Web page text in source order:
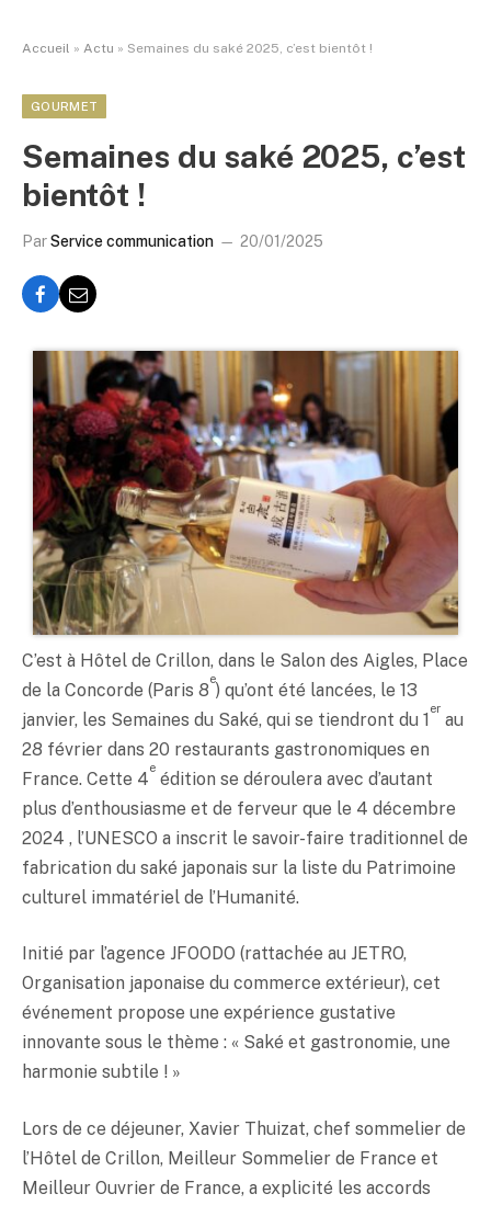
Accueil » Actu » Semaines du saké 2025, c’est bientôt !
GOURMET
Semaines du saké 2025, c’est
bientôt !
ParService communication 20/01/2025
C’est à Hôtel de Crillon, dans le Salon des Aigles, Place
de la Concorde (Paris 8
e
) qu’ont été lancées, le 13
janvier, les Semaines du Saké, qui se tiendront du 1
er
au
28 février dans 20 restaurants gastronomiques en
France. Cette 4
e
édition se déroulera avec d’autant
plus d’enthousiasme et de ferveur que le 4 décembre
2024 , l’UNESCO a inscrit le savoir-faire traditionnel de
fabrication du saké japonais sur la liste du Patrimoine
culturel immatériel de l’Humanité.
Initié par l’agence JFOODO (rattachée au JETRO,
Organisation japonaise du commerce extérieur), cet
événement propose une expérience gustative
innovante sous le thème : « Saké et gastronomie, une
harmonie subtile ! »
Lors de ce déjeuner, Xavier Thuizat, chef sommelier de
l’Hôtel de Crillon, Meilleur Sommelier de France et
Meilleur Ouvrier de France, a explicité les accords